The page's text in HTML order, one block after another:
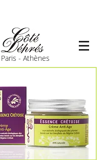
Paris - Athènes